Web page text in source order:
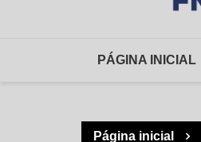
PÁGINA INICIAL
Página inicial